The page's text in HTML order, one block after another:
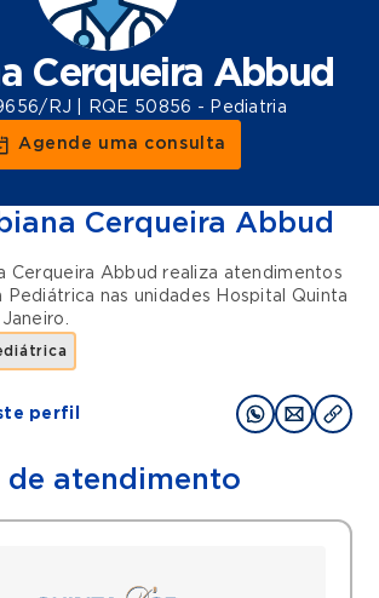
Cerqueira Abbud
RJ | RQE 50856 - Pediatria
Agende uma consulta
Cerqueira Abbud
Cerqueira Abbud realiza atendimentos
Pediátrica nas unidades Hospital Quinta
.
perfil
de atendimento